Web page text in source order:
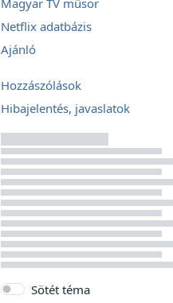
Magyar TV műsor
Netflix adatbázis
Ajánló
Hozzászólások
Hibajelentés, javaslatok
Sötét téma